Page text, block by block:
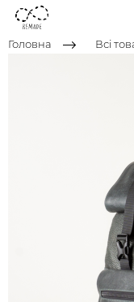
Головна Всі